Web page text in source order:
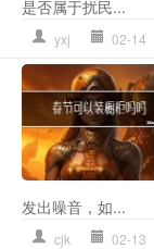
是否属于扰民...
yxj 02-14
发出噪音，如...
cjk 02-13